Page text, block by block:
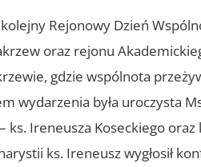
Rejonowy Dzień
oraz rejonu
gdzie wspólnota
wydarzenia była uroczysta
Ireneusza Koseckiego oraz
ks. Ireneusz wygłosił